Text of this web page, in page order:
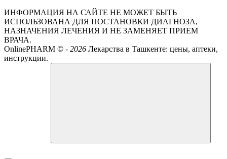
ИНФОРМАЦИЯ НА САЙТЕ НЕ МОЖЕТ БЫТЬ
ИСПОЛЬЗОВАНА ДЛЯ ПОСТАНОВКИ ДИАГНОЗА,
НАЗНАЧЕНИЯ ЛЕЧЕНИЯ И НЕ ЗАМЕНЯЕТ ПРИЕМ
ВРАЧА.
OnlinePHARM © - 2026 Лекарства в Ташкенте: цены, аптеки,
инструкции.